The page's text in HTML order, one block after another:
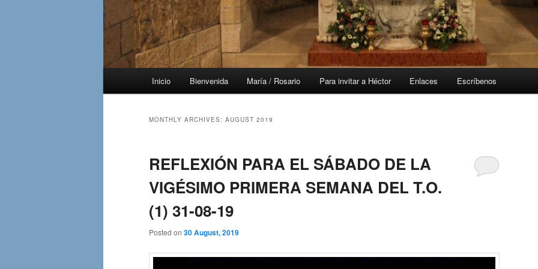
Inicio Bienvenida María / Rosario Para invitar a Héctor Enlaces Escríbenos
MONTHLY ARCHIVES: AUGUST 2019
REFLEXIÓN PARA EL SÁBADO DE LA
VIGÉSIMO PRIMERA SEMANA DEL T.O.
(1) 31-08-19
Posted on 30 August, 2019